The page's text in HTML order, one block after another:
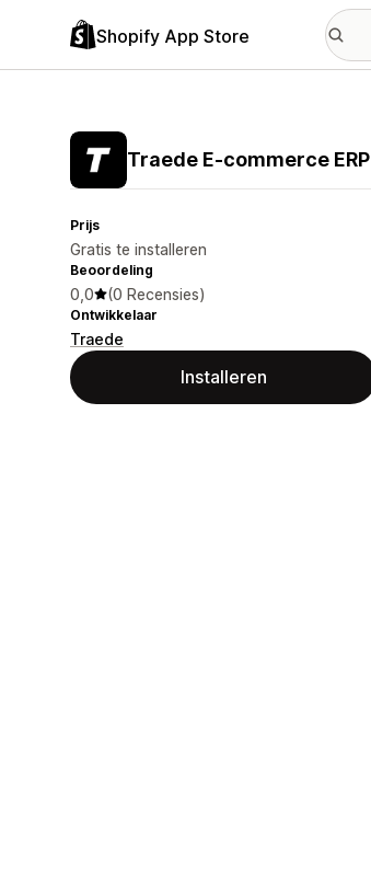
Shopify App Store
Traede E‑commerce ERP
Prijs
Gratis te installeren
Beoordeling
0,0 (0 Recensies)
Ontwikkelaar
Traede
Installeren